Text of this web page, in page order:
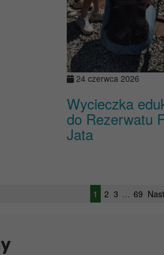
24 czerwca 2026
Wycieczka
do Rezerwatu
Jata
1 2 3 … 69